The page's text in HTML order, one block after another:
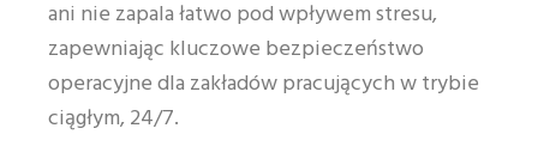
ani nie zapala łatwo pod wpływem stresu,
zapewniając kluczowe bezpieczeństwo
operacyjne dla zakładów pracujących w trybie
ciągłym, 24/7.